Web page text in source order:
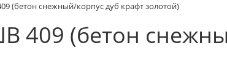
(бетон снежный/корпус дуб крафт золотой)
409 (бетон